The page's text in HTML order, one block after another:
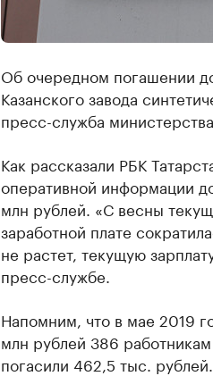
Об очередном погашении
Казанского завода
пресс-служба
Как рассказали РБК
оперативной информации
млн рублей. «С весны
заработной плате
не растет, текущую
пресс-службе.
Напомним, что в мае 2019
млн рублей 386
погасили 462,5 тыс. рублей.